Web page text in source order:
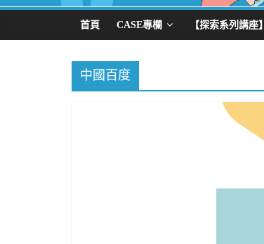
首頁 CASE專欄 【探索系列講座】
中國百度